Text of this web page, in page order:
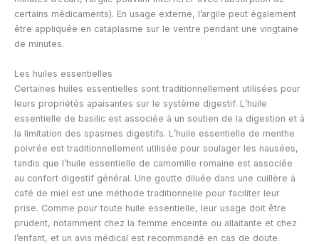
certains médicaments). En usage externe, l’argile peut également
être appliquée en cataplasme sur le ventre pendant une vingtaine
de minutes.
Les huiles essentielles
Certaines huiles essentielles sont traditionnellement utilisées pour
leurs propriétés apaisantes sur le système digestif. L’huile
essentielle de basilic est associée à un soutien de la digestion et à
la limitation des spasmes digestifs. L’huile essentielle de menthe
poivrée est traditionnellement utilisée pour soulager les nausées,
tandis que l’huile essentielle de camomille romaine est associée
au confort digestif général. Une goutte diluée dans une cuillère à
café de miel est une méthode traditionnelle pour faciliter leur
prise. Comme pour toute huile essentielle, leur usage doit être
prudent, notamment chez la femme enceinte ou allaitante et chez
l’enfant, et un avis médical est recommandé en cas de doute.